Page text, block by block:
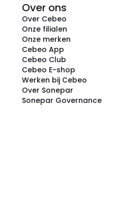
Over ons
Over Cebeo
Onze filialen
Onze merken
Cebeo App
Cebeo Club
Cebeo E-shop
Werken bij Cebeo
Over Sonepar
Sonepar Governance